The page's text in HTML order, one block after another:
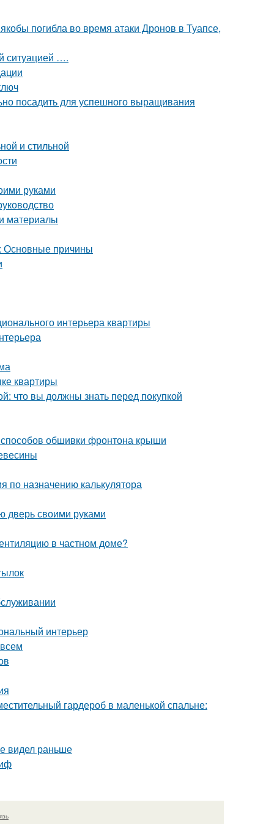
погибла во время атаки Дронов в Туапсе,
ситуацией ….
посадить для успешного выращивания
и стильной
руками
материалы
Основные причины
интерьера квартиры
квартиры
что вы должны знать перед покупкой
обшивки фронтона крыши
по назначению калькулятора
дверь своими руками
в частном доме?
интерьер
гардероб в маленькой спальне:
видел раньше